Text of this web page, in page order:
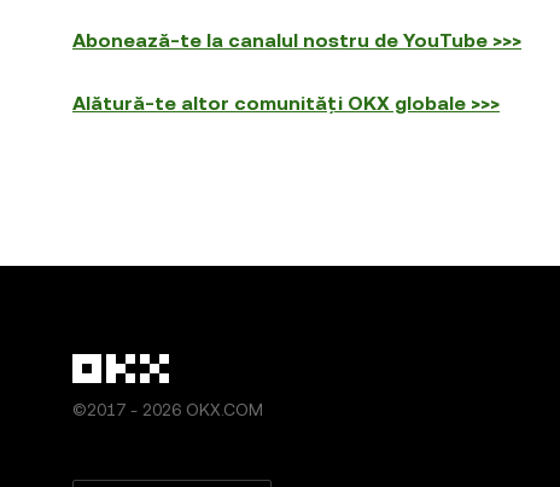
Abonează-te la canalul nostru de YouTube >>>
Alătură-te altor comunități OKX globale >>>
©2017 - 2026 OKX.COM